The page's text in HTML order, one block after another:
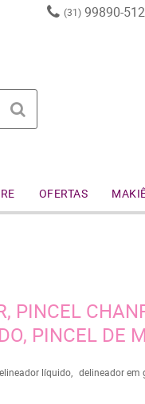
(31)99890-
OFERTAS
PINCEL
PINCEL DE
líquido delineador em